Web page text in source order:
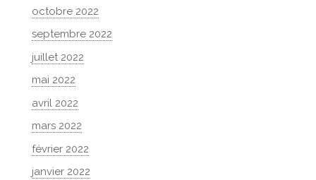
octobre 2022
septembre 2022
juillet 2022
mai 2022
avril 2022
mars 2022
février 2022
janvier 2022